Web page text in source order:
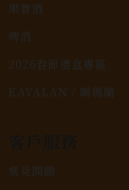
果實酒
啤酒
2026春節禮盒專區
KAVALAN / 噶瑪蘭
常見問題